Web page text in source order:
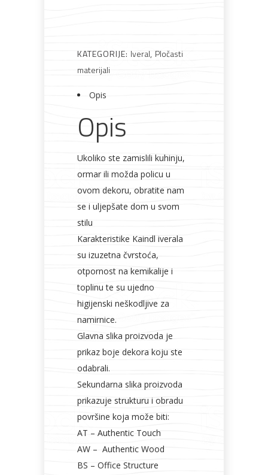
galanterija
KATEGORIJE: Iveral, Pločasti
materijali
Opis
Opis
Ukoliko ste zamislili kuhinju,
ormar ili možda policu u
ovom dekoru, obratite nam
se i uljepšate dom u svom
stilu
Karakteristike Kaindl iverala
su izuzetna čvrstoća,
otpornost na kemikalije i
toplinu te su ujedno
higijenski neškodljive za
namirnice.
Glavna slika proizvoda je
prikaz boje dekora koju ste
odabrali.
Sekundarna slika proizvoda
prikazuje strukturu i obradu
površine koja može biti:
AT – Authentic Touch
AW – Authentic Wood
BS – Office Structure